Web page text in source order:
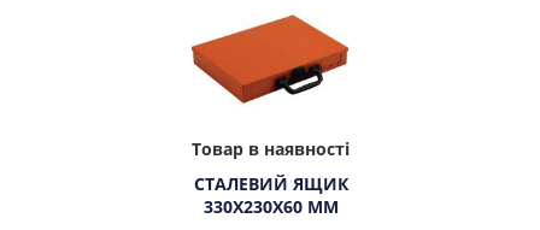
Товар в наявності
СТАЛЕВИЙ ЯЩИК
330Х230Х60 ММ